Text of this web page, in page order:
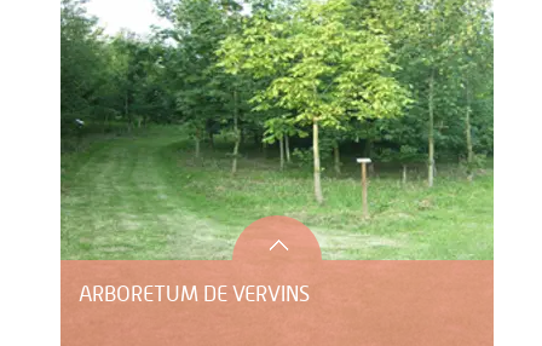
ARBORETUM DE VERVINS